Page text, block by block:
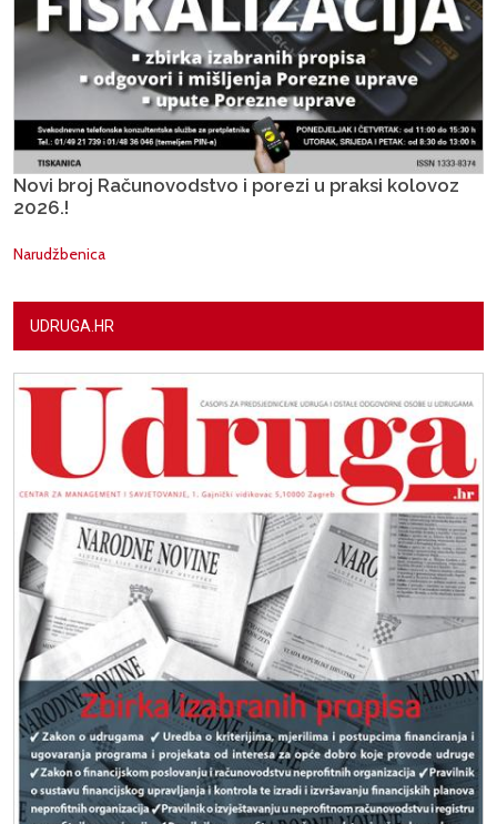
Novi broj Računovodstvo i porezi u praksi kolovoz
2026.!
Narudžbenica
UDRUGA.HR